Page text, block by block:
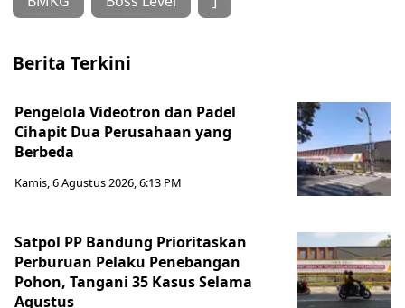
Berita Terkini
Pengelola Videotron dan Padel
Cihapit Dua Perusahaan yang
Berbeda
Kamis, 6 Agustus 2026, 6:13 PM
Satpol PP Bandung Prioritaskan
Perburuan Pelaku Penebangan
Pohon, Tangani 35 Kasus Selama
Agustus